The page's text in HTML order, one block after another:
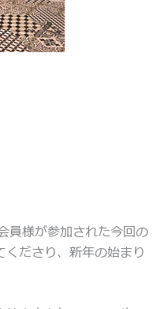
員様が参加された今回の
ださり、新年の始まり